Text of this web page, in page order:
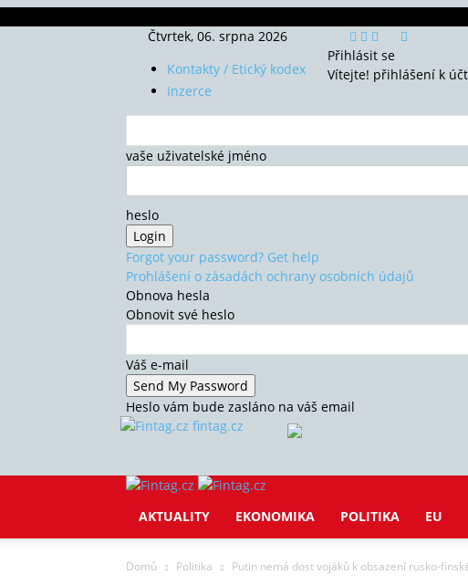
Čtvrtek, 06. srpna 2026
Kontakty / Etický kodex
Inzerce
Přihlásit se
Vítejte! přihlášení k
vaše uživatelské jméno
heslo
Forgot your password? Get help
Prohlášení o zásadách ochrany osobních údajů
Obnova hesla
Obnovit své heslo
Váš e-mail
Heslo vám bude zasláno na váš email
fintag.cz
AKTUALITY EKONOMIKA POLITIKA EU
Domů Politika Putin nemá dost vojáků k obsazení rusko-